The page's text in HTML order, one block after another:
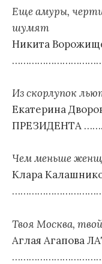
Еще амуры,
шумят
Никита
Из скорлупок
Екатерина
ПРЕЗИДЕНТА
Чем меньше
Клара
Твоя Москва,
Аглая Агапова